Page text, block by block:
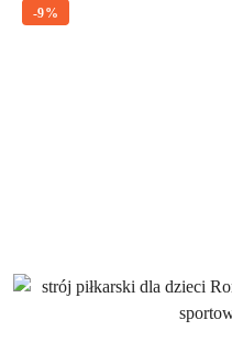
promocyjna:
przed
-9%